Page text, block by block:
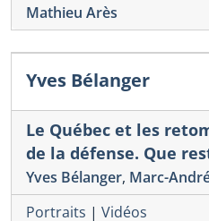
Mathieu Arès
Yves Bélanger
Le Québec et les
de la défense. Que
Yves Bélanger, Marc-
Portraits | Vidéos